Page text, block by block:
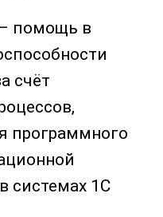
помощь в
счёт
программного
системах 1С